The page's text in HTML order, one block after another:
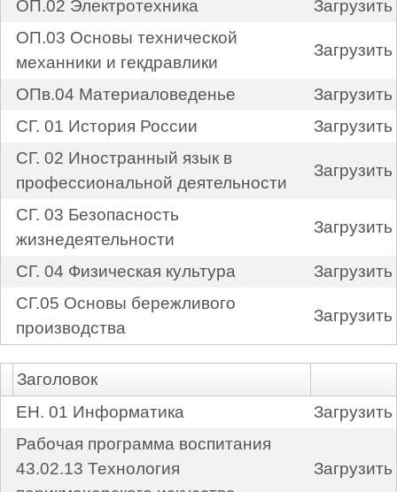
ОП.02 Электротехника
Загрузить
ОП.03 Основы технической
механники и гекдравлики
Загрузить
ОПв.04 Материаловеденье
Загрузить
СГ. 01 История России
Загрузить
СГ. 02 Иностранный язык в
профессиональной деятельности
Загрузить
СГ. 03 Безопасность
жизнедеятельности
Загрузить
СГ. 04 Физическая культура
Загрузить
СГ.05 Основы бережливого
производства
Загрузить
Заголовок
ЕН. 01 Информатика
Загрузить
Рабочая программа воспитания
43.02.13 Технология
Загрузить